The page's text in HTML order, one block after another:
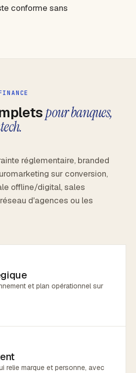
conforme sans
pour banques,
réglementaire, branded
sur conversion,
offline/digital, sales
d'agences ou les
et plan opérationnel sur
relie marque et personne, avec